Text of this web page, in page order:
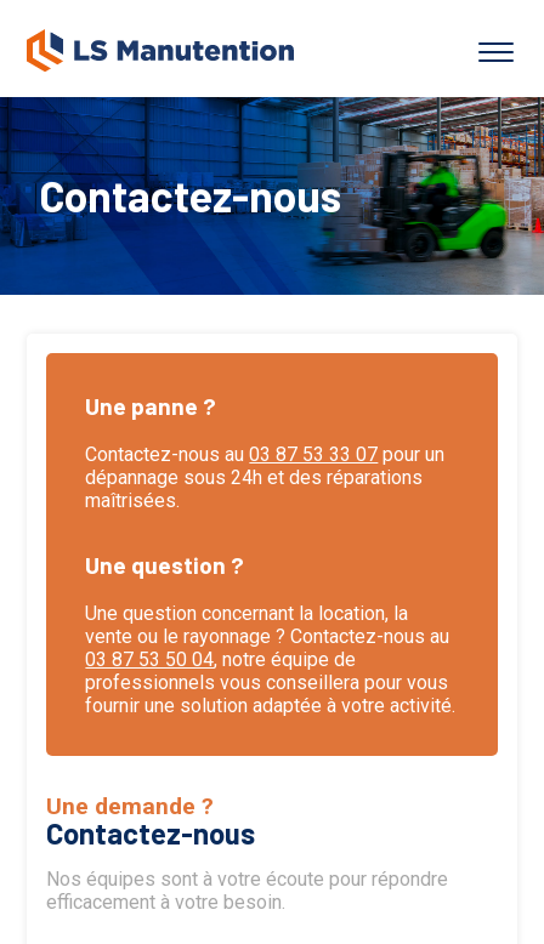
Contactez-nous
Une panne ?
Contactez-nous au03 87 53 33 07 pour un
dépannage sous 24h et des réparations
maîtrisées.
Une question ?
Une question concernant la location, la
vente ou le rayonnage ? Contactez-nous au
03 87 53 50 04, notre équipe de
professionnels vous conseillera pour vous
fournir une solution adaptée à votre activité.
Une demande ?
Contactez-nous
Nos équipes sont à votre écoute pour répondre
efficacement à votre besoin.